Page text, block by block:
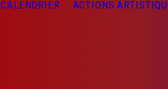
CALENDRIER ACTIONS